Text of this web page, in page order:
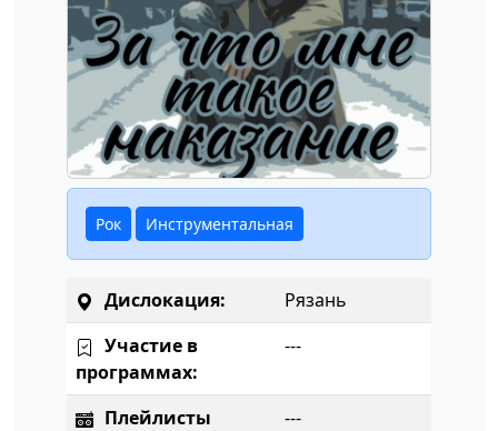
Рок Инструментальная
Дислокация:
Рязань
Участие в
программах:
---
Плейлисты
---